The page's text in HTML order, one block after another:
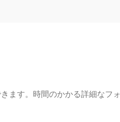
ます。時間のかかる詳細なフォ